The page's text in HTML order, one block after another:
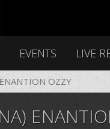
EVENTS LIVE
ΟΖΖΥ